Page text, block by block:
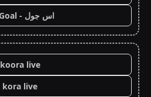
اس جول - AS Goal
koora live
kora live